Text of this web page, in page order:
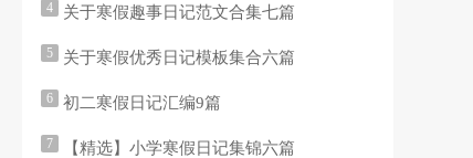
4 关于寒假趣事日记范文合集七篇
5 关于寒假优秀日记模板集合六篇
6 初二寒假日记汇编9篇
7 【精选】小学寒假日记集锦六篇